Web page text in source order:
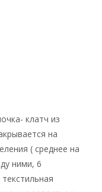
клатч из
на
( среднее на
ними, 6